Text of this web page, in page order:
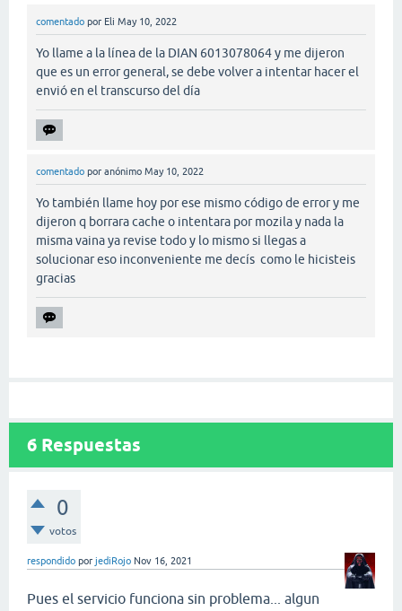
comentado por Eli May 10, 2022
Yo llame a la línea de la DIAN 6013078064 y me dijeron
que es un error general, se debe volver a intentar hacer el
envió en el transcurso del día
comentado por anónimo May 10, 2022
Yo también llame hoy por ese mismo código de error y me
dijeron q borrara cache o intentara por mozila y nada la
misma vaina ya revise todo y lo mismo si llegas a
solucionar eso inconveniente me decís como le hicisteis
gracias
6 Respuestas
0
votos
respondido por jediRojo Nov 16, 2021
Pues el servicio funciona sin problema... algun